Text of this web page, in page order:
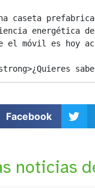
caseta
energética
el móvil es hoy
Facebook
noticias